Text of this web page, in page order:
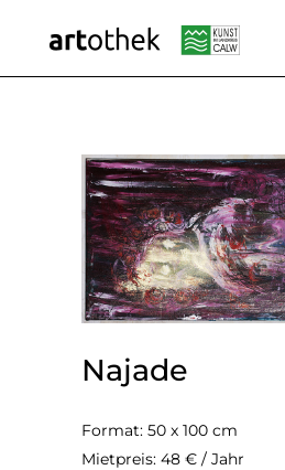
Najade
Format: 50 x 100 cm
Mietpreis: 48 € / Jahr